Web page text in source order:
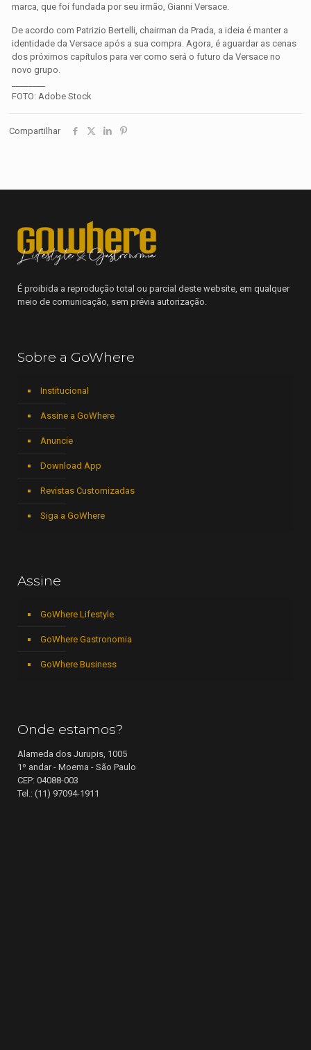
marca, que foi fundada por seu irmão, Gianni Versace.
De acordo com Patrizio Bertelli, chairman da Prada, a ideia é manter a
identidade da Versace após a sua compra. Agora, é aguardar as cenas
dos próximos capítulos para ver como será o futuro da Versace no
novo grupo.
FOTO: Adobe Stock
Compartilhar
É proibida a reprodução total ou parcial deste website, em qualquer
meio de comunicação, sem prévia autorização.
Sobre a GoWhere
Institucional
Assine a GoWhere
Anuncie
Download App
Revistas Customizadas
Siga a GoWhere
Assine
GoWhere Lifestyle
GoWhere Gastronomia
GoWhere Business
Onde estamos?
Alameda dos Jurupis, 1005
1º andar - Moema - São Paulo
CEP: 04088-003
Tel.: (11) 97094-1911